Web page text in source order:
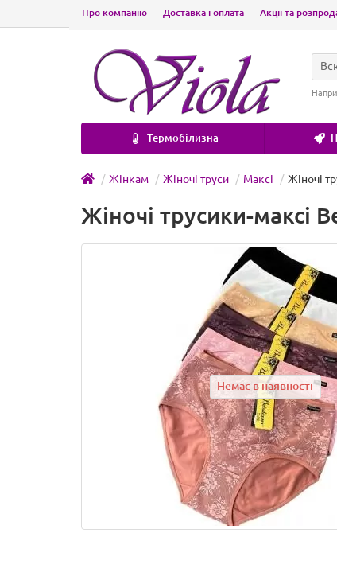
Про компанію Доставка і оплата Акції та
Термобілизна
Жінкам Жіночі труси Максі Жіночі
Жіночі трусики-максі
Немає в наявності